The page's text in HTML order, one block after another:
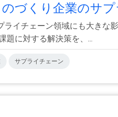
のづくり企業のサ
イチェーン領域にも大きな
題に対する解決策を、...
サプライチェーン